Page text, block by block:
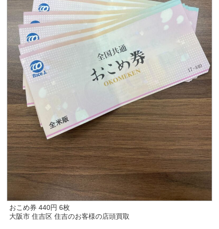
おこめ券 440円 6枚
大阪市 住吉区 住吉のお客様の店頭買取